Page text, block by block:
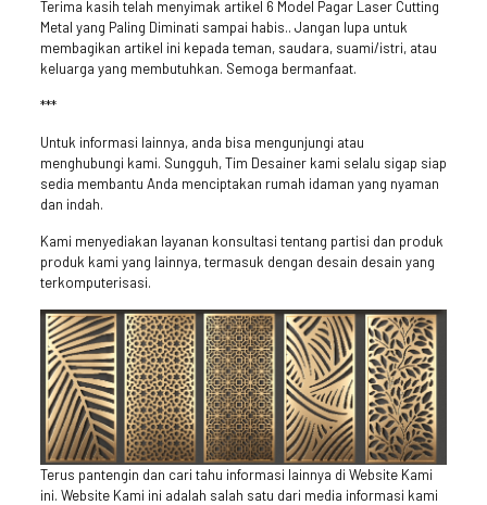
Terima kasih telah menyimak artikel 6 Model Pagar Laser Cutting
Metal yang Paling Diminati sampai habis.. Jangan lupa untuk
membagikan artikel ini kepada teman, saudara, suami/istri, atau
keluarga yang membutuhkan. Semoga bermanfaat.
***
Untuk informasi lainnya, anda bisa mengunjungi atau
menghubungi kami. Sungguh, Tim Desainer kami selalu sigap siap
sedia membantu Anda menciptakan rumah idaman yang nyaman
dan indah.
Kami menyediakan layanan konsultasi tentang partisi dan produk
produk kami yang lainnya, termasuk dengan desain desain yang
terkomputerisasi.
Terus pantengin dan cari tahu informasi lainnya di Website Kami
ini. Website Kami ini adalah salah satu dari media informasi kami